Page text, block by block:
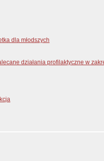
dla młodszych
działania profilaktyczne w